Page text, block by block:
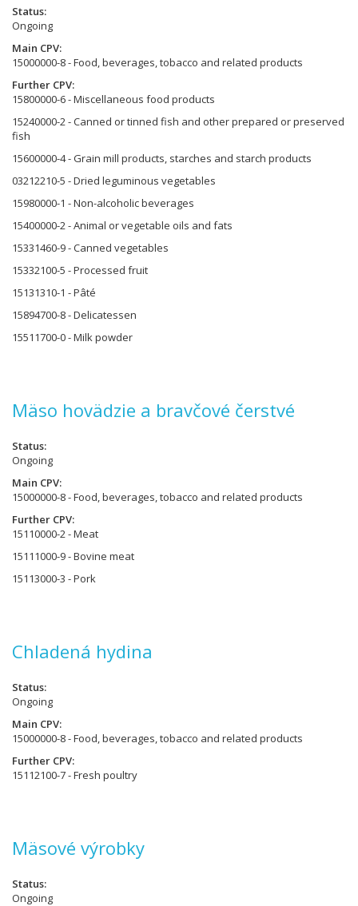
Status
Ongoing
Main CPV
15000000-8 - Food, beverages, tobacco and related products
Further CPV
15800000-6 - Miscellaneous food products
15240000-2 - Canned or tinned fish and other prepared or preserved
fish
15600000-4 - Grain mill products, starches and starch products
03212210-5 - Dried leguminous vegetables
15980000-1 - Non-alcoholic beverages
15400000-2 - Animal or vegetable oils and fats
15331460-9 - Canned vegetables
15332100-5 - Processed fruit
15131310-1 - Pâté
15894700-8 - Delicatessen
15511700-0 - Milk powder
Mäso hovädzie a bravčové čerstvé
Status
Ongoing
Main CPV
15000000-8 - Food, beverages, tobacco and related products
Further CPV
15110000-2 - Meat
15111000-9 - Bovine meat
15113000-3 - Pork
Chladená hydina
Status
Ongoing
Main CPV
15000000-8 - Food, beverages, tobacco and related products
Further CPV
15112100-7 - Fresh poultry
Mäsové výrobky
Status
Ongoing